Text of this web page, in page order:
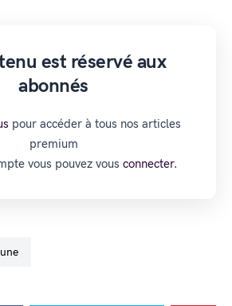
est réservé aux
abonnés
pour accéder à tous nos articles
premium
vous pouvez vous connecter.